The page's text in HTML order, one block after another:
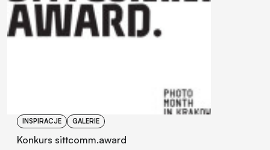
INSPIRACJE GALERIE
Konkurs sittcomm.award